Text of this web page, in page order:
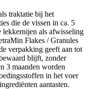
traktatie bij het
die de vissen in ca. 5
lekkernijen als afwisseling
Flakes / Granules
verpakking geeft aan tot
blijft, zonder
3 maanden worden
in het voer
aantasten.